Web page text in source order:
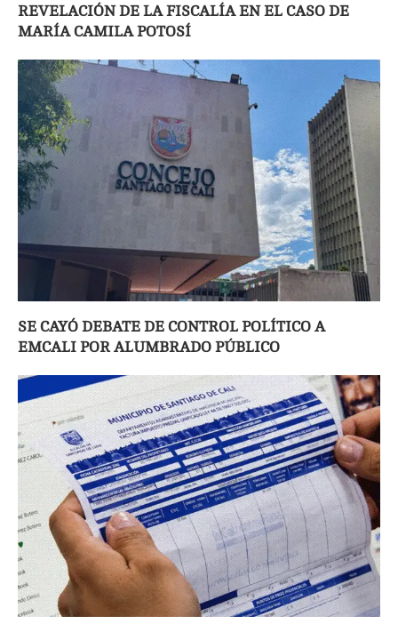
REVELACIÓN DE LA FISCALÍA EN EL CASO DE
MARÍA CAMILA POTOSÍ
SE CAYÓ DEBATE DE CONTROL POLÍTICO A
EMCALI POR ALUMBRADO PÚBLICO